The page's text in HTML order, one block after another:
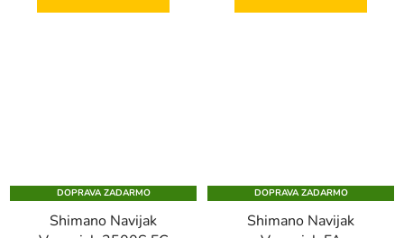
DOPRAVA ZADARMO
Shimano Navijak
DOPRAVA ZADARMO
Shimano Navijak